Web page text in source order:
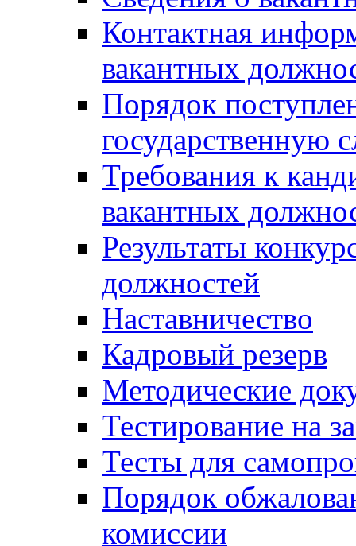
Контактная
вакантных
Порядок
государственную
Требования к
вакантных
Результаты
должностей
Наставничество
Кадровый резерв
Методические
Тестирование на
Тесты для
Порядок
комиссии